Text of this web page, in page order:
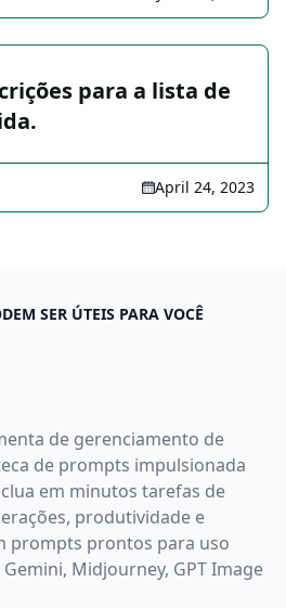
para a lista de
April 24, 2023
SER ÚTEIS PARA VOCÊ
de gerenciamento de
de prompts impulsionada
em minutos tarefas de
produtividade e
prompts prontos para uso
Gemini, Midjourney, GPT Image